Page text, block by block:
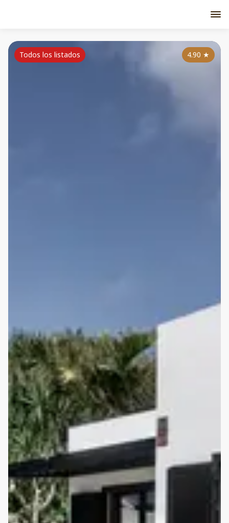
4.90 ★
Todos los listados